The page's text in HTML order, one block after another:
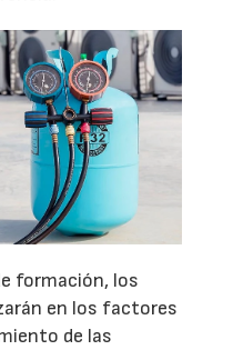
formación, los
en los factores
de las